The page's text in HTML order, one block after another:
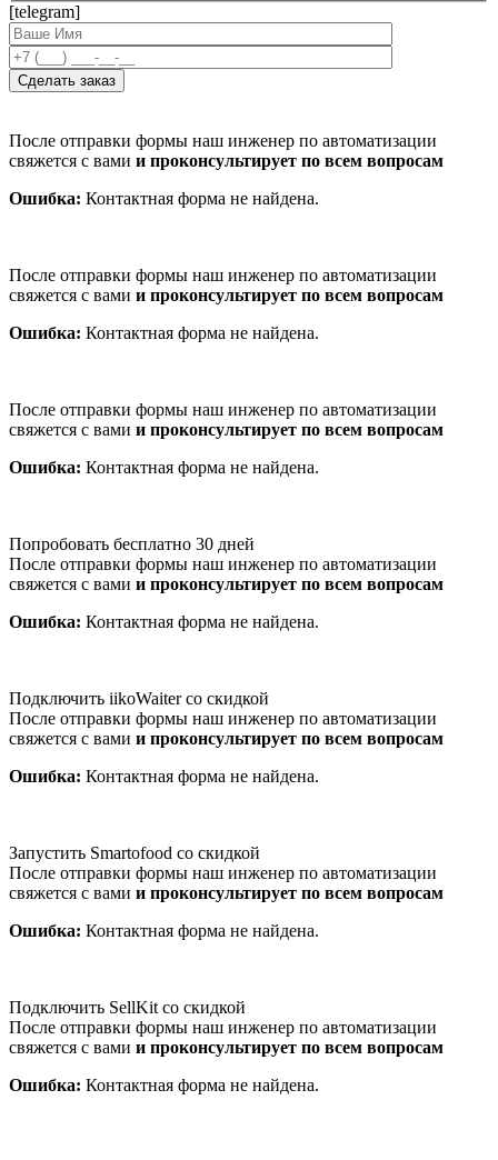
[telegram]
После отправки формы наш инженер по автоматизации
свяжется с вами и проконсультирует по всем вопросам
Ошибка: Контактная форма не найдена.
После отправки формы наш инженер по автоматизации
свяжется с вами и проконсультирует по всем вопросам
Ошибка: Контактная форма не найдена.
После отправки формы наш инженер по автоматизации
свяжется с вами и проконсультирует по всем вопросам
Ошибка: Контактная форма не найдена.
Попробовать бесплатно 30 дней
После отправки формы наш инженер по автоматизации
свяжется с вами и проконсультирует по всем вопросам
Ошибка: Контактная форма не найдена.
Подключить iikoWaiter со скидкой
После отправки формы наш инженер по автоматизации
свяжется с вами и проконсультирует по всем вопросам
Ошибка: Контактная форма не найдена.
Запустить Smartofood со скидкой
После отправки формы наш инженер по автоматизации
свяжется с вами и проконсультирует по всем вопросам
Ошибка: Контактная форма не найдена.
Подключить SellKit со скидкой
После отправки формы наш инженер по автоматизации
свяжется с вами и проконсультирует по всем вопросам
Ошибка: Контактная форма не найдена.